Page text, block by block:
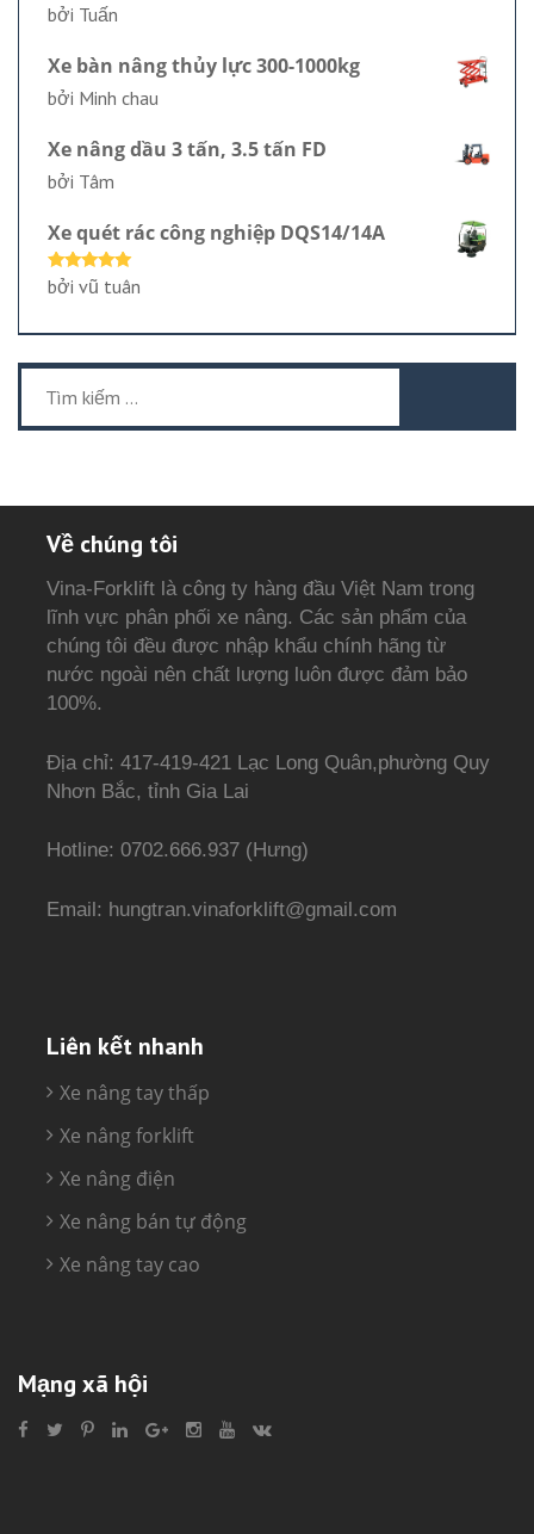
Được xếp
hạng55
bởi Tuấn
Xe bàn nâng thủy lực 300-1000kg
bởi Minh chau
Xe nâng dầu 3 tấn, 3.5 tấn FD
bởi Tâm
Xe quét rác công nghiệp DQS14/14A
Được xếp
hạng 55
bởi vũ tuân
kiếm
cho:
Về chúng tôi
Vina-Forklift là công ty hàng đầu Việt Nam trong
lĩnh vực phân phối xe nâng. Các sản phẩm của
chúng tôi đều được nhập khẩu chính hãng từ
nước ngoài nên chất lượng luôn được đảm bảo
100%.
Địa chỉ: 417-419-421 Lạc Long Quân,phường Quy
Nhơn Bắc, tỉnh Gia Lai
Hotline: 0702.666.937 (Hưng)
Email: hungtran.vinaforklift@gmail.com
Liên kết nhanh
Xe nâng tay thấp
Xe nâng forklift
Xe nâng điện
Xe nâng bán tự động
Xe nâng tay cao
Mạng xã hội